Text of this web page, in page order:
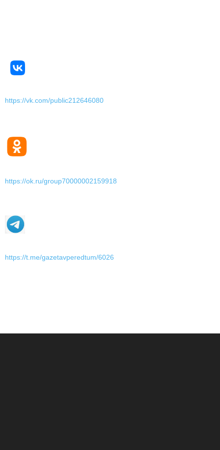
https://vk.com/public212646080
https://ok.ru/group70000002159918
https://t.me/gazetavperedtum/6026